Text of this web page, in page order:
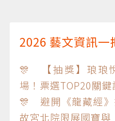
2026 藝文資訊一
🎊 【抽獎】琅琅
場！票選TOP20關
🎊 避開《龍藏經》
故宮北院限展國寶與